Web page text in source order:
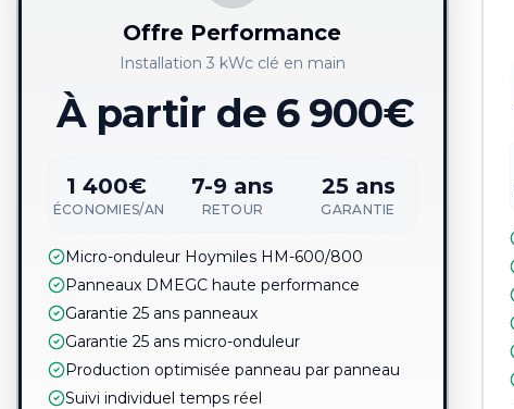
Offre Performance
Installation 3 kWc clé en main
À partir de 6 900€
1 400€
ÉCONOMIES/AN
7-9 ans
RETOUR
25 ans
GARANTIE
Micro-onduleur Hoymiles HM-600/800
Panneaux DMEGC haute performance
Garantie 25 ans panneaux
Garantie 25 ans micro-onduleur
Production optimisée panneau par panneau
Suivi individuel temps réel